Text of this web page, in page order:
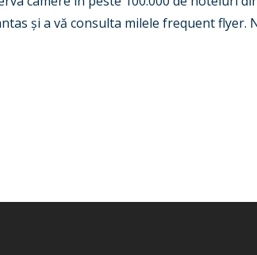
și a vă consulta milele frequent flyer.